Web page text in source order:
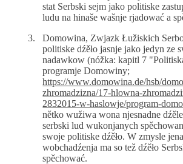
stat Serbski sejm jako politiske
ludu na hinaše wašnje rjadować a
Domowina, Zwjazk Łužiskich
politiske dźěło jasnje jako jedyn ze
nadawkow (nóžka: kapitl 7
programje Domowiny;
https://www.domowina.de/hsb/
zhromadzizna/17-hlowna-
2832015-w-haslowje/program-
nětko wužiwa wona njesnadne
serbski lud wukonjanych
swoje politiske dźěło. W zmysle
wobchadźenja ma so tež dźěło
spěchować.